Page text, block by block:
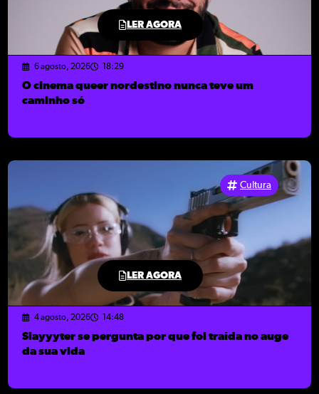
LER AGORA
6 agosto, 2026 18:29
O cinema queer nordestino nunca teve um
caminho só
LER AGORA
Cultura
4 agosto, 2026 14:48
Slayyyter se pergunta por que foi traída no auge
da sua vida